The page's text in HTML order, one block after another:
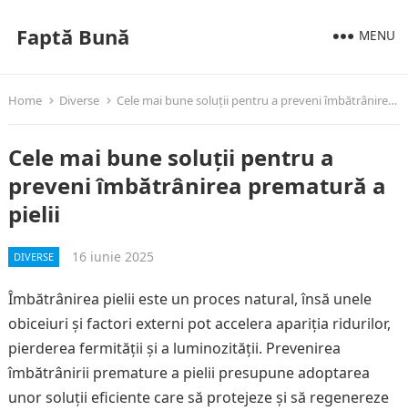
Faptă Bună MENU
Home Diverse Cele mai bune soluții pentru a preveni îmbătrânirea prematură a pielii
Cele mai bune soluții pentru a
preveni îmbătrânirea prematură a
pielii
DIVERSE 16 iunie 2025
Îmbătrânirea pielii este un proces natural, însă unele
obiceiuri și factori externi pot accelera apariția ridurilor,
pierderea fermității și a luminozității. Prevenirea
îmbătrânirii premature a pielii presupune adoptarea
unor soluții eficiente care să protejeze și să regenereze